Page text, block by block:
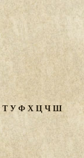
ТУФХЦЧШ